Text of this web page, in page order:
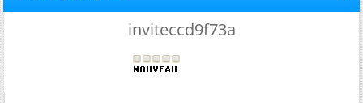
inviteccd9f73a